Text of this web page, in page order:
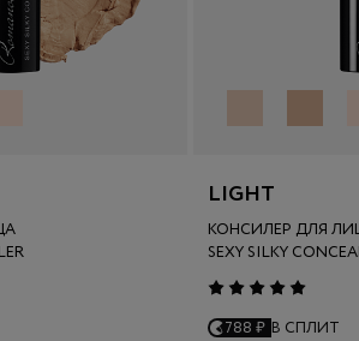
LIGHT
КОНСИЛЕР ДЛЯ
SEXY SILKY
788 ₽ В СПЛИТ